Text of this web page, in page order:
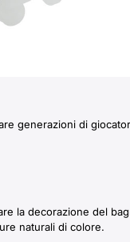
generazioni di
la decorazione del
naturali di colore.